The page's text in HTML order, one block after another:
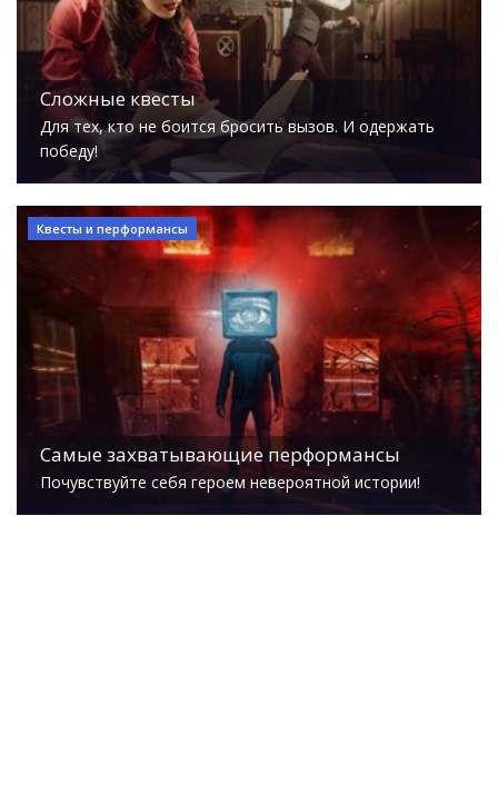
Сложные квесты
Для тех, кто не боится бросить вызов. И одержать
победу!
Квесты и перформансы
Самые захватывающие перформансы
Почувствуйте себя героем невероятной истории!